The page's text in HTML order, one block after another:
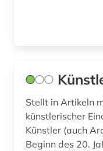
hess (1)
hispanistik (3)
Stellt in Artikeln
künstlerischer
Künstler (auch
Beginn des 20.